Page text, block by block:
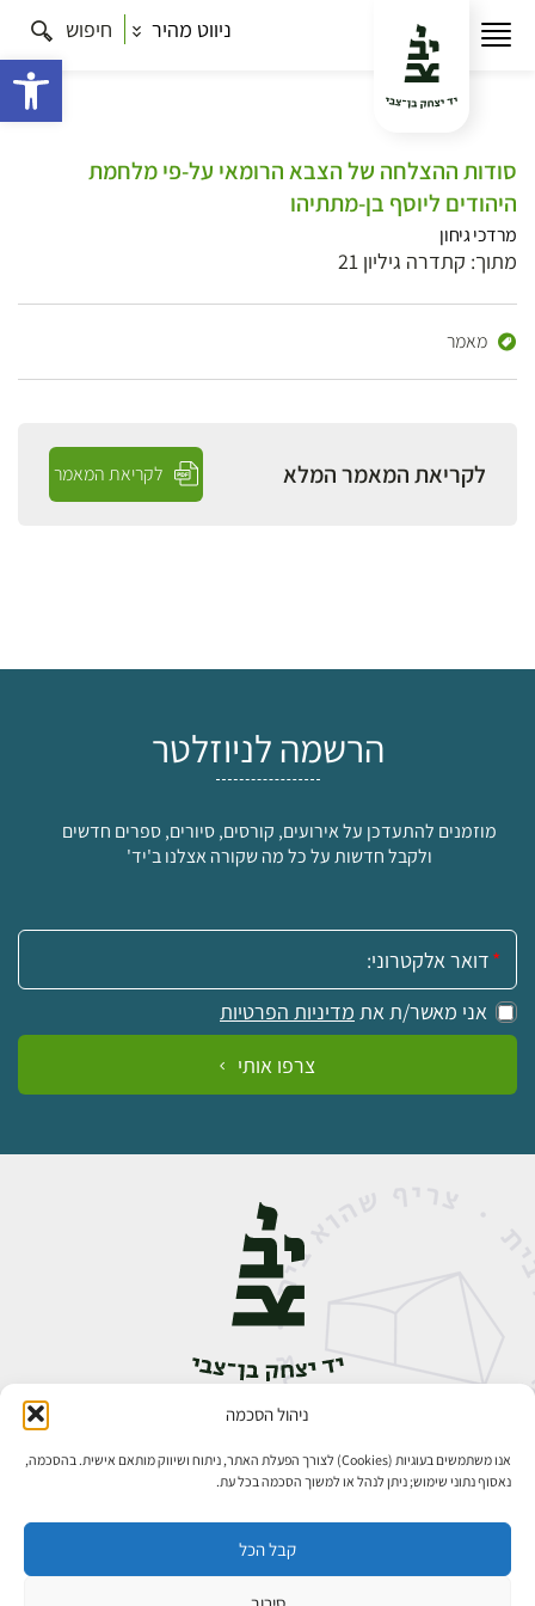
ניהול הסכמה
אנו משתמשים בעוגיות (Cookies) לצורך הפעלת האתר, ניתוח ושיווק מותאם אישית. בהסכמה,
נאסוף נתוני שימוש; ניתן לנהל או למשוך הסכמה בכל עת.
קבל הכל
ניווט מהיר חיפוש
סודות ההצלחה של הצבא הרומאי על-פי מלחמת
היהודים ליוסף בן-מתתיהו
מרדכי גיחון
מתוך: קתדרה גיליון 21
מאמר
לקריאת המאמר המלא לקריאת המאמר
הרשמה לניוזלטר
מוזמנים להתעדכן על אירועים, קורסים, סיורים, ספרים חדשים
ולקבל חדשות על כל מה שקורה אצלנו ב'יד'
אימייל:
אני מאשר/ת את מדיניות הפרטיות
צרפו אותי
אבן גבירול 14, רחביה, ירושלים